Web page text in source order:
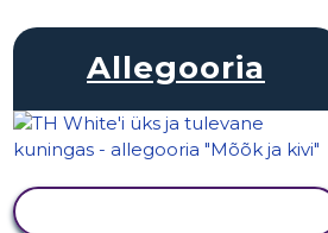
Allegooria